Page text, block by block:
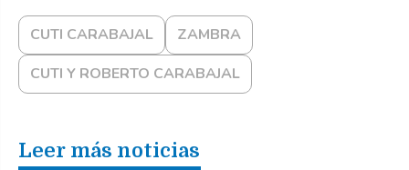
CUTI CARABAJAL
ZAMBRA
CUTI Y ROBERTO CARABAJAL
Leer más noticias